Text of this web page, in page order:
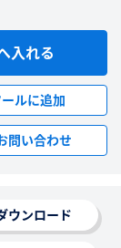
入れる
ルに追加
問い合わせ
ンロード